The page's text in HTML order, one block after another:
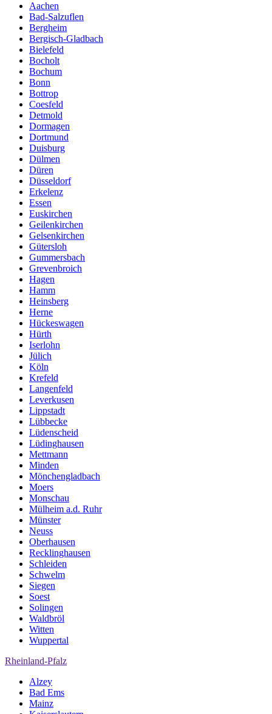
Aachen
Bad-Salzuflen
Bergheim
Bergisch-Gladbach
Bielefeld
Bocholt
Bochum
Bonn
Bottrop
Coesfeld
Detmold
Dormagen
Dortmund
Duisburg
Dülmen
Düren
Düsseldorf
Erkelenz
Essen
Euskirchen
Geilenkirchen
Gelsenkirchen
Gütersloh
Gummersbach
Grevenbroich
Hagen
Hamm
Heinsberg
Herne
Hückeswagen
Hürth
Iserlohn
Jülich
Köln
Krefeld
Langenfeld
Leverkusen
Lippstadt
Lübbecke
Lüdenscheid
Lüdinghausen
Mettmann
Minden
Mönchengladbach
Moers
Monschau
Mülheim a.d. Ruhr
Münster
Neuss
Oberhausen
Recklinghausen
Schleiden
Schwelm
Siegen
Soest
Solingen
Waldbröl
Witten
Wuppertal
Rheinland-Pfalz
Alzey
Bad Ems
Mainz